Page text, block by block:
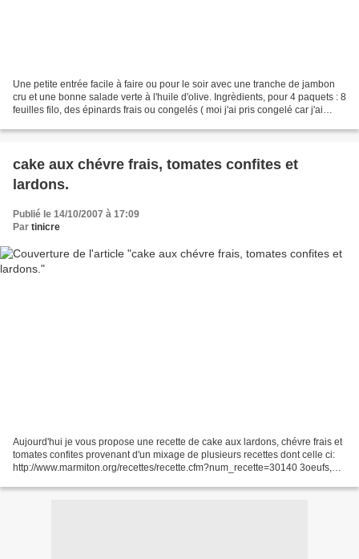
Une petite entrée facile à faire ou pour le soir avec une tranche de jambon
cru et une bonne salade verte à l'huile d'olive. Ingrèdients, pour 4 paquets : 8
feuilles filo, des épinards frais ou congelés ( moi j'ai pris congelé car j'ai
cake aux chévre frais, tomates confites et
lardons.
Publié le 14/10/2007 à 17:09
Par tinicre
Aujourd'hui je vous propose une recette de cake aux lardons, chévre frais et
tomates confites provenant d'un mixage de plusieurs recettes dont celle ci:
http://www.marmiton.org/recettes/recette.cfm?num_recette=30140 3oeufs,